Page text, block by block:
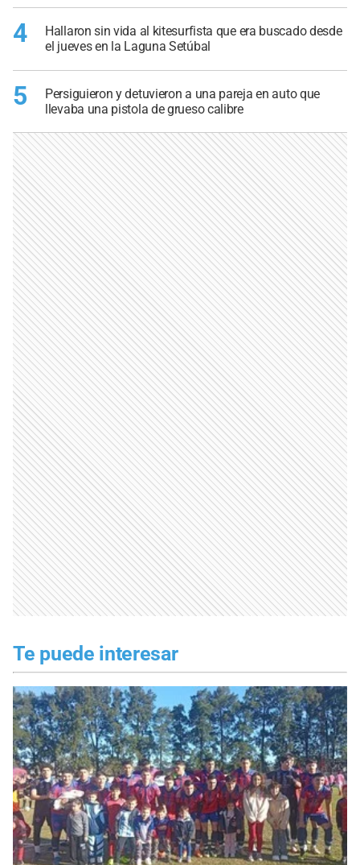
4
Hallaron sin vida al kitesurfista que era buscado desde
el jueves en la Laguna Setúbal
5
Persiguieron y detuvieron a una pareja en auto que
llevaba una pistola de grueso calibre
Te puede interesar